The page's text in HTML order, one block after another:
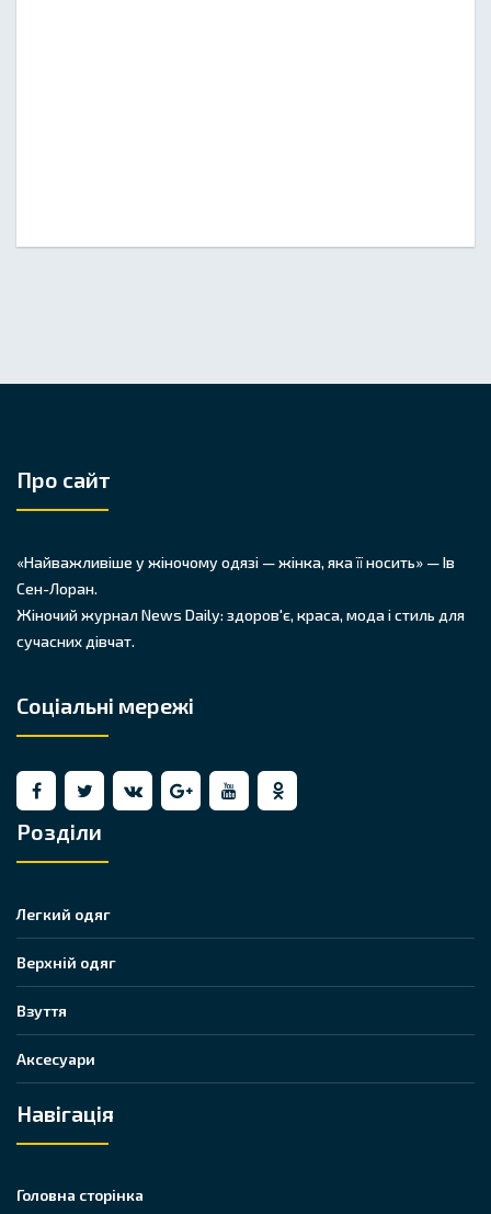
Про сайт
«Найважливіше у жіночому одязі — жінка, яка її носить» — Ів
Сен-Лоран.
Жіночий журнал News Daily: здоров'є, краса, мода і стиль для
сучасних дівчат.
Соціальні мережі
Розділи
Легкий одяг
Верхній одяг
Взуття
Аксесуари
Навігація
Головна сторінка